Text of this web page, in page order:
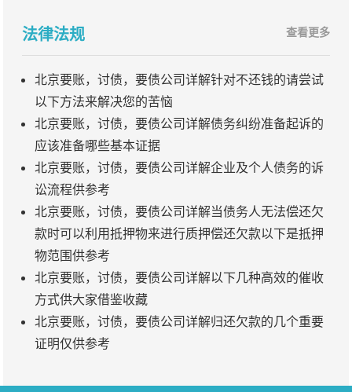
法律法规 查看更多
北京要账，讨债，要债公司详解针对不还钱的请尝试
以下方法来解决您的苦恼
北京要账，讨债，要债公司详解债务纠纷准备起诉的
应该准备哪些基本证据
北京要账，讨债，要债公司详解企业及个人债务的诉
讼流程供参考
北京要账，讨债，要债公司详解当债务人无法偿还欠
款时可以利用抵押物来进行质押偿还欠款以下是抵押
物范围供参考
北京要账，讨债，要债公司详解以下几种高效的催收
方式供大家借鉴收藏
北京要账，讨债，要债公司详解归还欠款的几个重要
证明仅供参考